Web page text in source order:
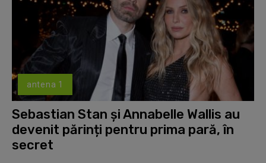
antena 1
Sebastian Stan și Annabelle Wallis au
devenit părinți pentru prima pară, în
secret